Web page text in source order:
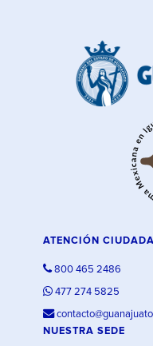
ATENCIÓN
800 465 2486
477 274 5825
NUESTRA SEDE